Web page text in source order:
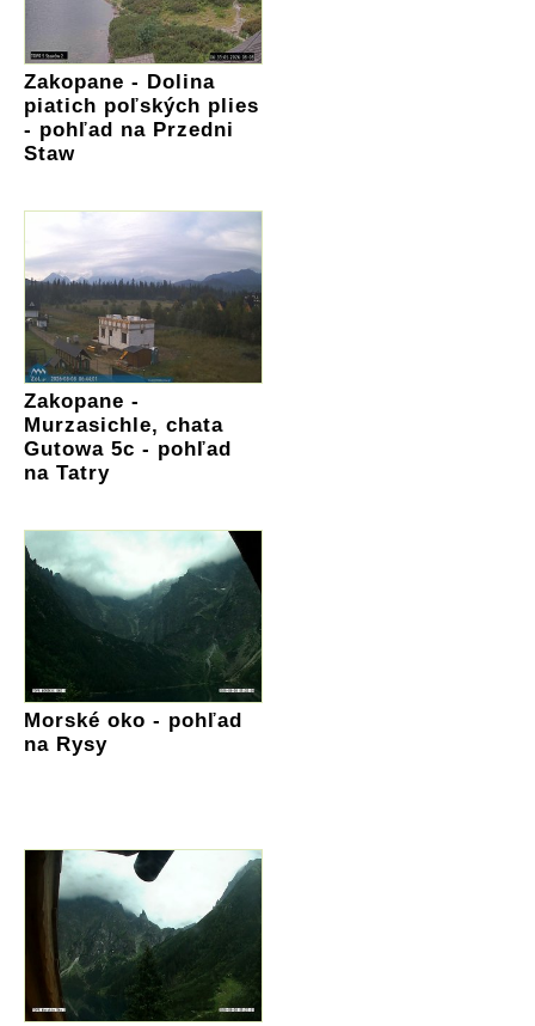
Zakopane - Dolina
piatich poľských plies
- pohľad na Przedni
Staw
Zakopane -
Murzasichle, chata
Gutowa 5c - pohľad
na Tatry
Morské oko - pohľad
na Rysy